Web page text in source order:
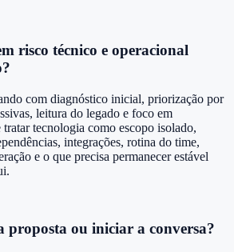
risco técnico e operacional
com diagnóstico inicial, priorização por
leitura do legado e foco em
tecnologia como escopo isolado,
integrações, rotina do time,
e o que precisa permanecer estável
proposta ou iniciar a conversa?